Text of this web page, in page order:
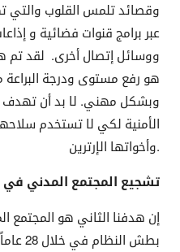
وقصائد تلمس القلوب والتي
عبر برامج قنوات فضائية و
ووسائل إتصال أخرى. لقد تم
هو رفع مستوى ودرجة
وبشكل مهني. لا بد أن تهدف
الأمنية لكي لا تستخدم
وأخواتها الإرترين.
تشجيع المجتمع المدني في
إن هدفنا الثاني هو المجتمع
بطش